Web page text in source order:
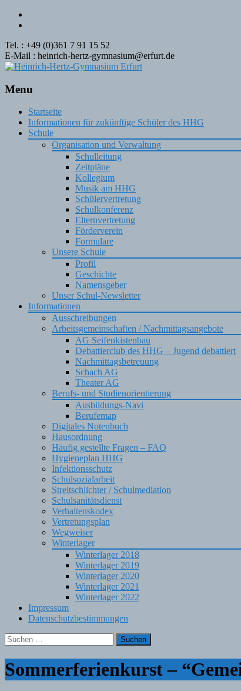
Tel. : +49 (0)361 7 91 15 52
E-Mail : heinrich-hertz-gymnasium@erfurt.de
Menu
Skip
content
Startseite
Informationen für zukünftige Schüler des HHG
Schule
Organisation und Verwaltung
Schulleitung
Zeitpläne
Kollegium
Musik am HHG
Schülervertretung
Schulkonferenz
Elternvertretung
Förderverein
Formulare
Unsere Schule
Profil
Geschichte
Namensgeber
Unser Schul-Newsletter
Informationen
Ausschreibungen
Arbeitsgemeinschaften / Nachmittagsangebote
AG Seifenkistenbau
Debattierclub des HHG – Jugend debattiert
Nachmittagsbetreuung
Schach AG
Theater AG
Berufs- und Studienorientierung
Ausbildungs-Navi
Berufemap
Digitales Notenbuch
Hausordnung
Häufig gestellte Fragen – FAQ
Hygieneplan HHG
Infektionsschutz
Schulsozialarbeit
Streitschlichter / Schulmediation
Schulsanitätsdienst
Verhaltenskodex
Vertretungsplan
Wegweiser
Winterlager
Winterlager 2018
Winterlager 2019
Winterlager 2020
Winterlager 2021
Winterlager 2022
Impressum
Datenschutzbestimmungen
Suchen
nach:
Sommerferienkurst –